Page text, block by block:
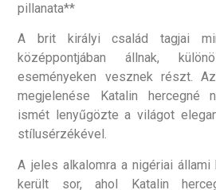
pillanata**
A brit királyi család tagjai
középpontjában állnak,
eseményeken vesznek részt.
megjelenése Katalin hercegné
ismét lenyűgözte a világot
stílusérzékével.
A jeles alkalomra a nigériai
került sor, ahol Katalin